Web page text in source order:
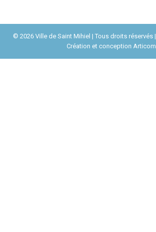
© 2026 Ville de Saint Mihiel | Tous droits réservés |
Création et conception Articom